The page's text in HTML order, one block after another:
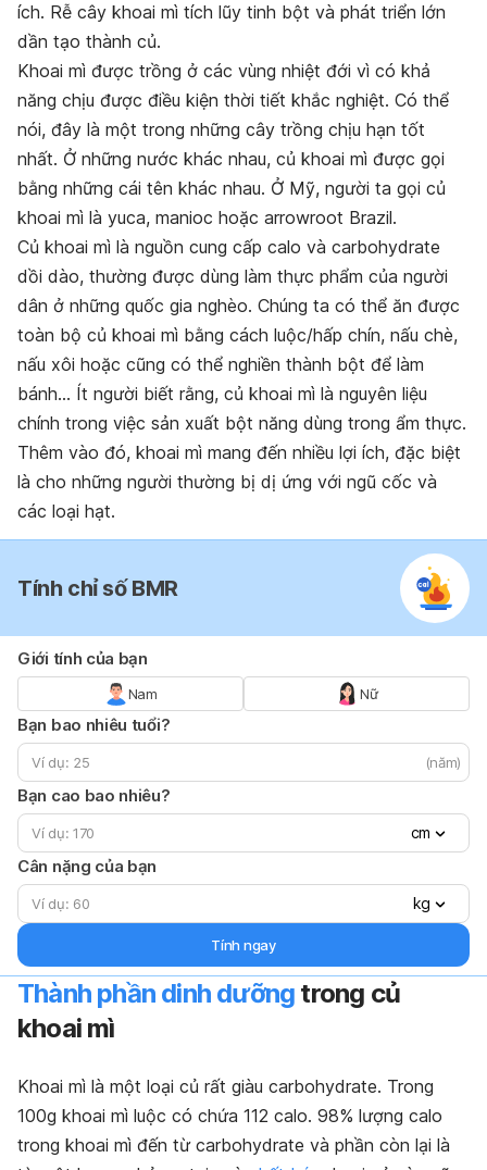
ích. Rễ cây khoai mì tích lũy tinh bột và phát triển lớn
dần tạo thành củ.
Khoai mì được trồng ở các vùng nhiệt đới vì có khả
năng chịu được điều kiện thời tiết khắc nghiệt. Có thể
nói, đây là một trong những cây trồng chịu hạn tốt
nhất. Ở những nước khác nhau, củ khoai mì được gọi
bằng những cái tên khác nhau. Ở Mỹ, người ta gọi củ
khoai mì là yuca, manioc hoặc arrowroot Brazil.
Củ khoai mì là nguồn cung cấp calo và carbohydrate
dồi dào, thường được dùng làm thực phẩm của người
dân ở những quốc gia nghèo. Chúng ta có thể ăn được
toàn bộ củ khoai mì bằng cách luộc/hấp chín, nấu chè,
nấu xôi hoặc cũng có thể nghiền thành bột để làm
bánh… Ít người biết rằng, củ khoai mì là nguyên liệu
chính trong việc sản xuất bột năng dùng trong ẩm thực.
Thêm vào đó, khoai mì mang đến nhiều lợi ích, đặc biệt
là cho những người thường bị dị ứng với ngũ cốc và
các loại hạt.
Tính chỉ số BMR
Giới tính của bạn
Nam Nữ
Bạn bao nhiêu tuổi?
(năm)
Bạn cao bao nhiêu?
cm
Cân nặng của bạn
kg
Tính ngay
Thành phần dinh dưỡng trong củ
khoai mì
Khoai mì là một loại củ rất giàu carbohydrate. Trong
100g khoai mì luộc có chứa 112 calo. 98% lượng calo
trong khoai mì đến từ carbohydrate và phần còn lại là